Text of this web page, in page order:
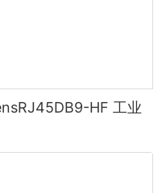
HF 工业